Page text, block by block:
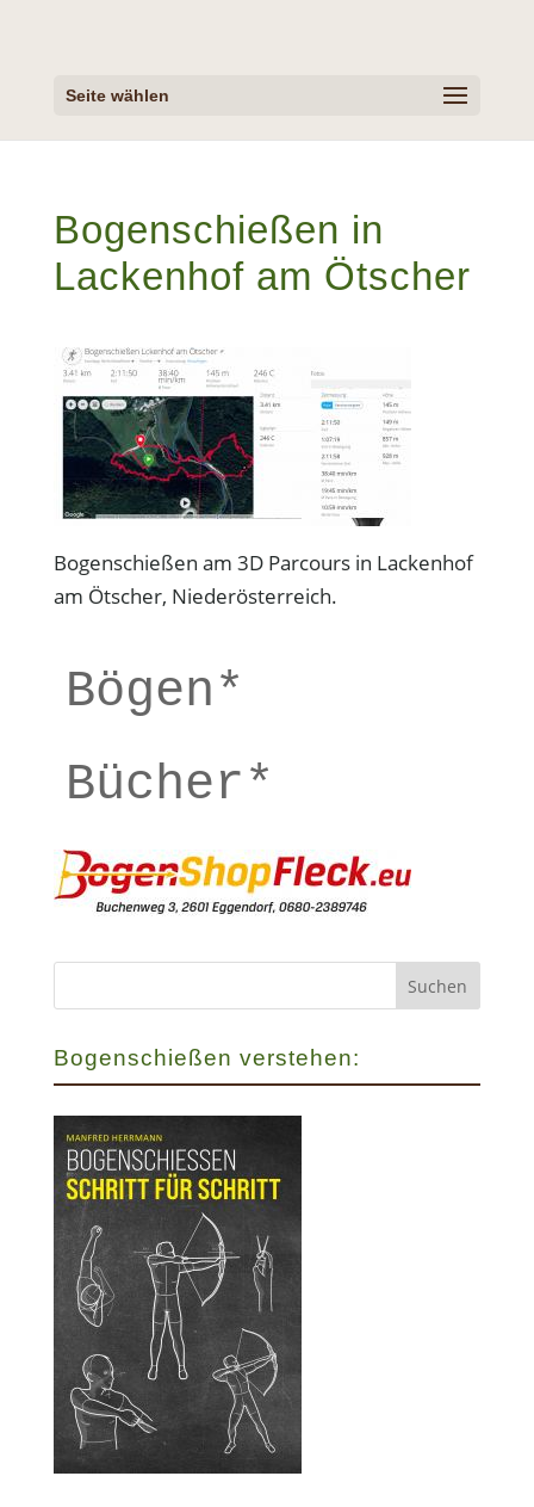
Seite wählen
Bogenschießen in
Lackenhof am Ötscher
Bogenschießen am 3D Parcours in Lackenhof
am Ötscher, Niederösterreich.
Bögen*
Bücher*
Bogenschießen verstehen: